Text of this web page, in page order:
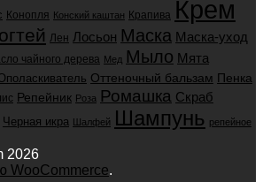
Конопля Конский каштан Крапива Крем
Лен Лосьон Маска Маска-уход
чайного дерева Мед Мыло Мята
Оттеночный бальзам Пенка
Репейник Роза Ромашка Скраб
Черная икра Шалфей Шампунь репейное
2026
WooCommerce.